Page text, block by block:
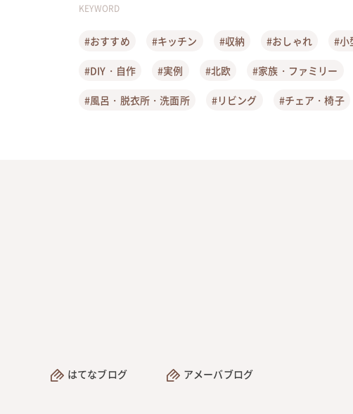
KEYWORD
#おすすめ #キッチン #収納 #おしゃれ #小
#DIY・自作 #実例 #北欧 #家族・ファミリー
#風呂・脱衣所・洗面所 #リビング #チェア・椅子
はてなブログ アメーバブログ